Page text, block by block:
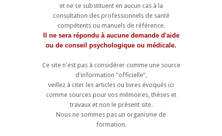
et ne se substituent en aucun cas à la
consultation des professionnels de santé
compétents ou manuels de référence.
Il ne sera répondu à aucune demande d'aide
ou de conseil psychologique ou médicale.
Ce site n'est pas à considérer comme une source
d'information "officielle",
veillez à citer les articles ou livres évoqués ici
comme sources pour vos mémoires, thèses et
travaux et non le présent site.
Nous ne sommes pas un organisme de
formation.